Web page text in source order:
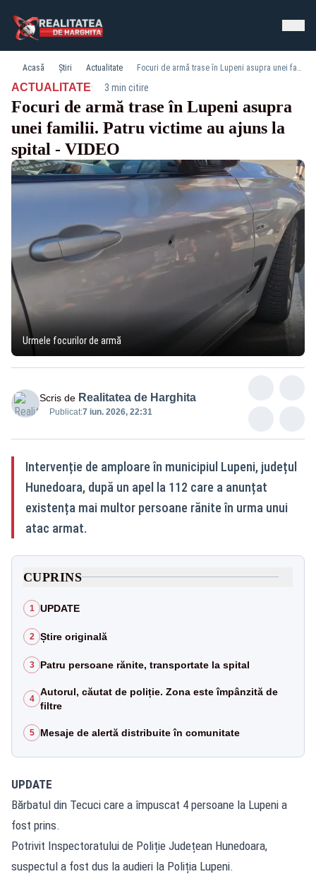
Acasă Știri Actualitate Focuri de armă trase în Lupeni asupra unei familii. Patru victime au ajuns la spital - VIDEO
ACTUALITATE· 3 min citire
Focuri de armă trase în Lupeni asupra
unei familii. Patru victime au ajuns la
spital - VIDEO
Urmele focurilor de armă
Scris de Realitatea de Harghita
Publicat:7 iun. 2026, 22:31
Intervenție de amploare în municipiul Lupeni, județul
Hunedoara, după un apel la 112 care a anunțat
existența mai multor persoane rănite în urma unui
atac armat.
CUPRINS
1 UPDATE
2 Știre originală
3 Patru persoane rănite, transportate la spital
4
Autorul, căutat de poliție. Zona este împânzită de
filtre
5 Mesaje de alertă distribuite în comunitate
UPDATE
Bărbatul din Tecuci care a împuscat 4 persoane la Lupeni a
fost prins.
Potrivit Inspectoratului de Poliție Județean Hunedoara,
suspectul a fost dus la audieri la Poliția Lupeni.